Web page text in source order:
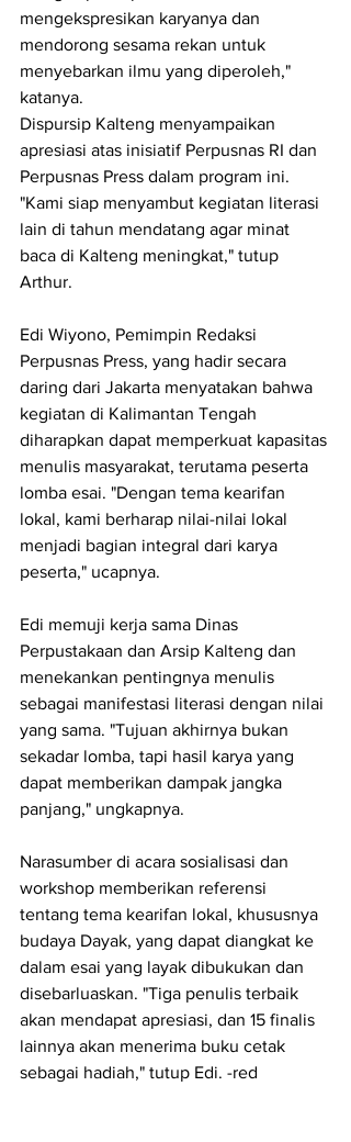
mengekspresikan karyanya dan
mendorong sesama rekan untuk
menyebarkan ilmu yang diperoleh,"
katanya.
Dispursip Kalteng menyampaikan
apresiasi atas inisiatif Perpusnas RI dan
Perpusnas Press dalam program ini.
"Kami siap menyambut kegiatan literasi
lain di tahun mendatang agar minat
baca di Kalteng meningkat," tutup
Arthur.
Edi Wiyono, Pemimpin Redaksi
Perpusnas Press, yang hadir secara
daring dari Jakarta menyatakan bahwa
kegiatan di Kalimantan Tengah
diharapkan dapat memperkuat kapasitas
menulis masyarakat, terutama peserta
lomba esai. "Dengan tema kearifan
lokal, kami berharap nilai-nilai lokal
menjadi bagian integral dari karya
peserta," ucapnya.
Edi memuji kerja sama Dinas
Perpustakaan dan Arsip Kalteng dan
menekankan pentingnya menulis
sebagai manifestasi literasi dengan nilai
yang sama. "Tujuan akhirnya bukan
sekadar lomba, tapi hasil karya yang
dapat memberikan dampak jangka
panjang," ungkapnya.
Narasumber di acara sosialisasi dan
workshop memberikan referensi
tentang tema kearifan lokal, khususnya
budaya Dayak, yang dapat diangkat ke
dalam esai yang layak dibukukan dan
disebarluaskan. "Tiga penulis terbaik
akan mendapat apresiasi, dan 15 finalis
lainnya akan menerima buku cetak
sebagai hadiah," tutup Edi. -red